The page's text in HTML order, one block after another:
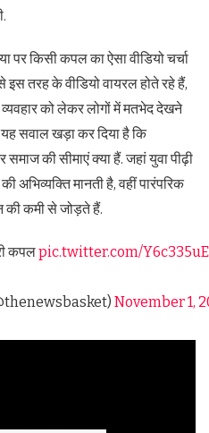
पर किसी कपल का ऐसा वीडियो चर्चा
तरह के वीडियो वायरल होते रहे हैं,
को लेकर लोगों में मतभेद देखने
सवाल खड़ा कर दिया है कि
की सीमाएं क्या हैं. जहां युवा पीढ़ी
मानती है, वहीं पारंपरिक
की कमी से जोड़ते हैं.
कपलpic.twitter.com/
November 1,